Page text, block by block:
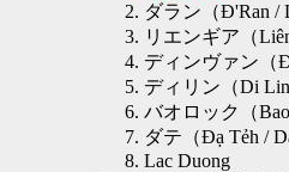
ダラン（Đ'Ran /
リエンギア（
ディンヴァン（
ディリン（Di
バオロック（Bao
ダテ（Đạ Tẻh /
Lac Duong